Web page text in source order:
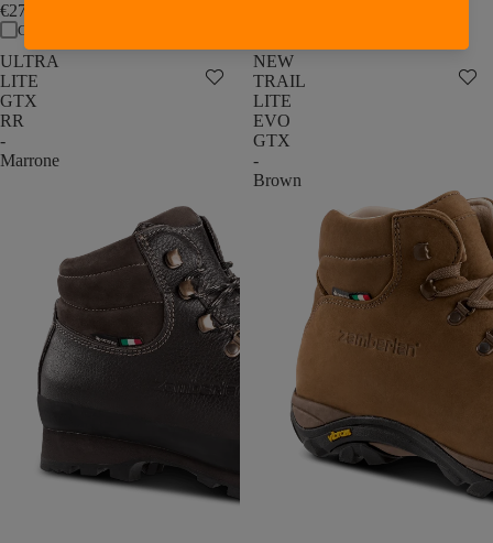
€279,00
Confronta
ULTRA
LITE
GTX
RR
-
Marrone
NEW
TRAIL
LITE
EVO
GTX
-
Brown